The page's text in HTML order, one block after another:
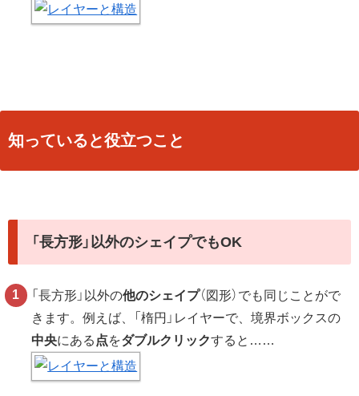
知っていると役立つこと
「長方形」以外のシェイプでもOK
「長方形」以外の他のシェイプ（図形）でも同じことがで
きます。例えば、「楕円」レイヤーで、境界ボックスの
中央にある 点をダブルクリックすると……